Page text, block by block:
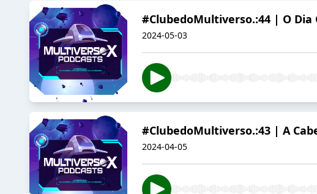
#ClubedoMultiverso.:44 | O Dia
2024-05-03
#ClubedoMultiverso.:43 | A
2024-04-05